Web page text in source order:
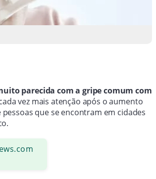
parecida com a gripe comum com
vez mais atenção após o aumento
que se encontram em cidades